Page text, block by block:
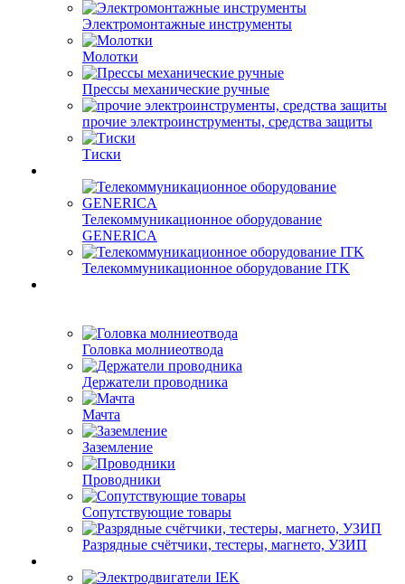
Электромонтажные инструменты
Молотки
Прессы механические ручные
прочие электроинструменты, средства защиты
Тиски
Телекоммуникационное оборудование
GENERICA
Телекоммуникационное оборудование ITK
Головка молниеотвода
Держатели проводника
Мачта
Заземление
Проводники
Сопутствующие товары
Разрядные счётчики, тестеры, магнето, УЗИП